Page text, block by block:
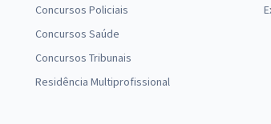
Concursos Policiais
Concursos Saúde
Concursos Tribunais
Residência Multiprofissional